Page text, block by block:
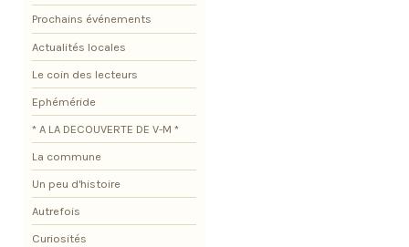
Prochains événements
Actualités locales
Le coin des lecteurs
Ephéméride
* A LA DECOUVERTE DE V-M *
La commune
Un peu d'histoire
Autrefois
Curiosités